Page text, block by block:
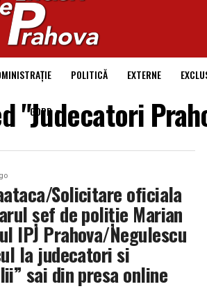
POLITICĂ EXTERNE
GDPR
"Judecatori
Solicitare oficiala
şef de poliţie Marian
IPJ Prahova/Negulescu
la judecatori si
sai din presa online